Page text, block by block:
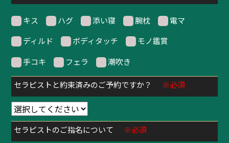
キス ハグ 添い寝 腕枕
電マ
ディルド
ボディタッチ
モノ鑑賞
手コキ
フェラ 潮吹き
セラピストと約束済みのご予約ですか？ ※必須
セラピストのご指名について ※必須